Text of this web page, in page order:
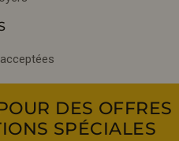
DES OFFRES
SPÉCIALES